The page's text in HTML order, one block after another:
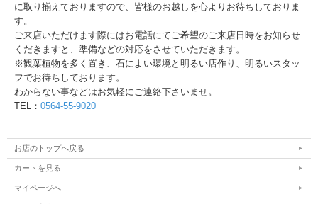
に取り揃えておりますので、皆様のお越しを心よりお待ちしておりま
す。
ご来店いただけます際にはお電話にてご希望のご来店日時をお知らせ
くだきますと、準備などの対応をさせていただきます。
※観葉植物を多く置き、石によい環境と明るい店作り、明るいスタッ
フでお待ちしております。
わからない事などはお気軽にご連絡下さいませ。
TEL： 0564-55-9020
お店のトップへ戻る
カートを見る
マイページへ